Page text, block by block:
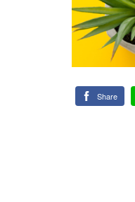
Share